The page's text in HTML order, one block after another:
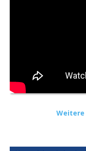
Weitere